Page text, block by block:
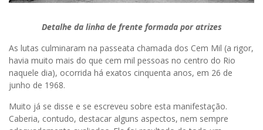
Detalhe da linha de frente formada por atrizes
As lutas culminaram na passeata chamada dos Cem Mil (a rigor,
havia muito mais do que cem mil pessoas no centro do Rio
naquele dia), ocorrida há exatos cinquenta anos, em 26 de
junho de 1968.
Muito já se disse e se escreveu sobre esta manifestação.
Caberia, contudo, destacar alguns aspectos, nem sempre